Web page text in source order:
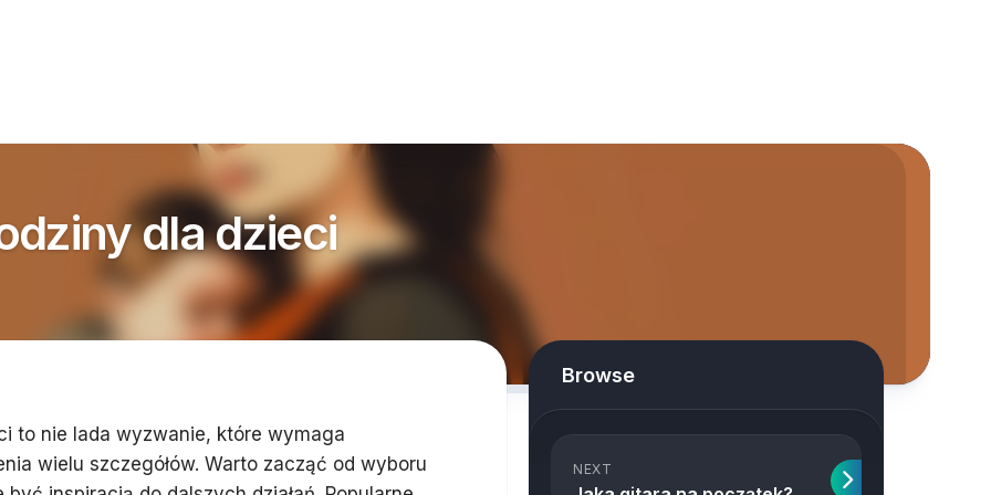
dla dzieci
to nie lada wyzwanie, które wymaga
wielu szczegółów. Warto zacząć od wyboru
Browse
NEXT